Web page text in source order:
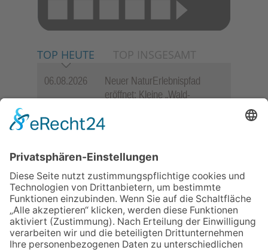
TOP HEUTE TOP INSGESAMT
06.08.2026
Neuer NaturErlebnispfad
eröffnet: Kleine „Wald-
die Zukunft der Stadt
Königstein
06.08.2026
Gewinnspiel zum Start ins
Schuljahr
06.08.2026
„Rock auf der Burg“ lässt
Königstein beben
06.08.2026
„Freundschaft, das ist wie